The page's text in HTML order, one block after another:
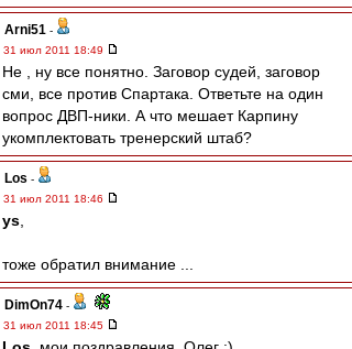
Arni51 -
31 июл 2011 18:49
Не , ну все понятно. Заговор судей, заговор
сми, все против Спартака. Ответьте на один
вопрос ДВП-ники. А что мешает Карпину
укомплектовать тренерский штаб?
Los -
31 июл 2011 18:46
ys
тоже обратил внимание ...
DimOn74 -
31 июл 2011 18:45